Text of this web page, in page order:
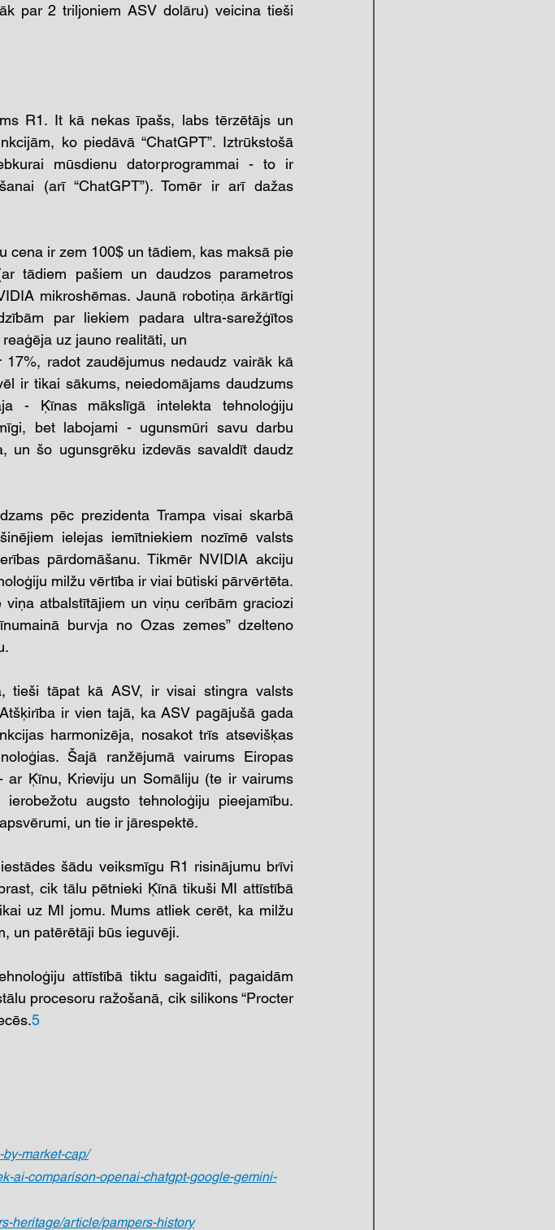
par 2 triljoniem ASV dolāru) veicina tieši
R1. It kā nekas īpašs, labs tērzētājs un
ko piedāvā “ChatGPT”. Iztrūkstošā
mūsdienu datorprogrammai - to ir
(arī “ChatGPT”). Tomēr ir arī dažas
cena ir zem 100$ un tādiem, kas maksā pie
tādiem pašiem un daudzos parametros
mikroshēmas. Jaunā robotiņa ārkārtīgi
par liekiem padara ultra-sarežģītos
uz jauno realitāti, un
radot zaudējumus nedaudz vairāk kā
ir tikai sākums, neiedomājams daudzums
- Ķīnas mākslīgā intelekta tehnoloģiju
bet labojami - ugunsmūri savu darbu
un šo ugunsgrēku izdevās savaldīt daudz
pēc prezidenta Trampa visai skarbā
ielejas iemītniekiem nozīmē valsts
pārdomāšanu. Tikmēr NVIDIA akciju
milžu vērtība ir viai būtiski pārvērtēta.
atbalstītājiem un viņu cerībām graciozi
burvja no Ozas zemes” dzelteno
tieši tāpat kā ASV, ir visai stingra valsts
ir vien tajā, ka ASV pagājušā gada
harmonizēja, nosakot trīs atsevišķas
Šajā ranžējumā vairums Eiropas
Ķīnu, Krieviju un Somāliju (te ir vairums
augsto tehnoloģiju pieejamību.
un tie ir jārespektē.
šādu veiksmīgu R1 risinājumu brīvi
cik tālu pētnieki Ķīnā tikuši MI attīstībā
uz MI jomu. Mums atliek cerēt, ka milžu
un patērētāji būs ieguvēji.
attīstībā tiktu sagaidīti, pagaidām
procesoru ražošanā, cik silikons “Procter
5
market-cap/
ai-comparison-openai-chatgpt-google-gemini-
heritage/article/pampers-history